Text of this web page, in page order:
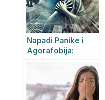
Napadi Panike i
Agorafobija:
REBT i Psihijatrijski
Pristup